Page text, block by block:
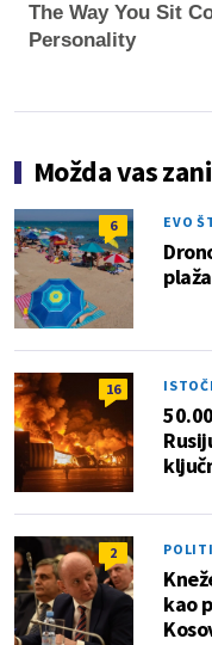
The Way You Sit
Personality
Možda vas
6 EVO
16
2
kao